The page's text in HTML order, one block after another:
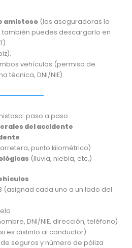
amistoso (las aseguradoras lo
también puedes descargarlo en
vehículos (permiso de
técnica, DNI/NIE).
paso a paso
del accidente
punto kilométrico)
(lluvia, niebla, etc.)
(asignad cada uno a un lado del
DNI/NIE, dirección, teléfono)
es distinto al conductor)
seguros y número de póliza